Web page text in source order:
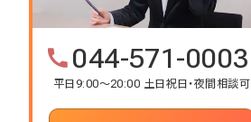
044-571-0003
平日9:00～20:00 土日祝日・夜間相談可